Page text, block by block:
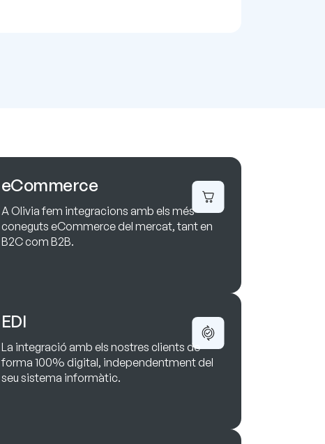
eCommerce
A Olivia fem integracions amb els més
coneguts eCommerce del mercat, tant en
B2C com B2B.
EDI
La integració amb els nostres clients de
forma 100% digital, independentment del
seu sistema informàtic.